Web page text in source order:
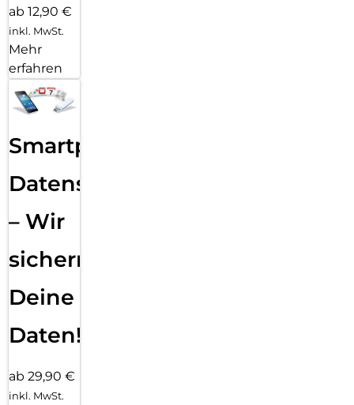
ab 12,90 €
inkl. MwSt.
Mehr
erfahren
Smartphone
Datensicherung
– Wir
sichern
Deine
Daten!
ab 29,90 €
inkl. MwSt.